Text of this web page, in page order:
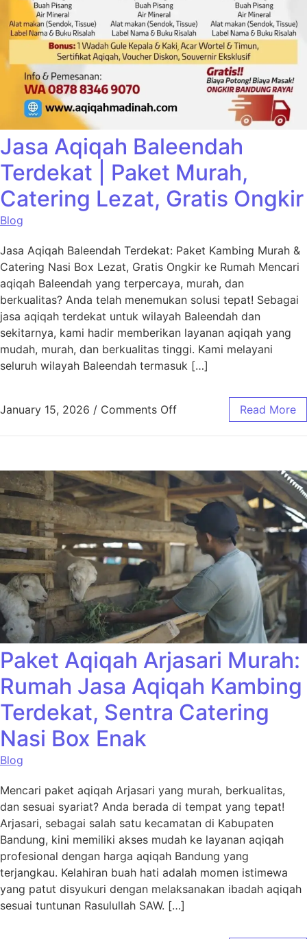
Jasa Aqiqah Baleendah
Terdekat | Paket Murah,
Catering Lezat, Gratis Ongkir
Blog
Jasa Aqiqah Baleendah Terdekat: Paket Kambing Murah &
Catering Nasi Box Lezat, Gratis Ongkir ke Rumah Mencari
aqiqah Baleendah yang terpercaya, murah, dan
berkualitas? Anda telah menemukan solusi tepat! Sebagai
jasa aqiqah terdekat untuk wilayah Baleendah dan
sekitarnya, kami hadir memberikan layanan aqiqah yang
mudah, murah, dan berkualitas tinggi. Kami melayani
seluruh wilayah Baleendah termasuk […]
January 15, 2026 / Comments Off Read More
Paket Aqiqah Arjasari Murah:
Rumah Jasa Aqiqah Kambing
Terdekat, Sentra Catering
Nasi Box Enak
Blog
Mencari paket aqiqah Arjasari yang murah, berkualitas,
dan sesuai syariat? Anda berada di tempat yang tepat!
Arjasari, sebagai salah satu kecamatan di Kabupaten
Bandung, kini memiliki akses mudah ke layanan aqiqah
profesional dengan harga aqiqah Bandung yang
terjangkau. Kelahiran buah hati adalah momen istimewa
yang patut disyukuri dengan melaksanakan ibadah aqiqah
sesuai tuntunan Rasulullah SAW. […]